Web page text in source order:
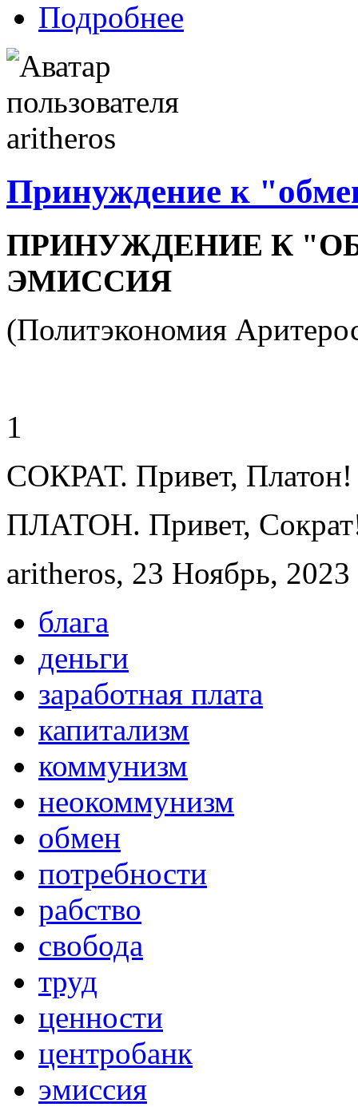
Подробнее
Принуждение к
ПРИНУЖДЕНИЕ К
ЭМИССИЯ
(Политэкономия
1
СОКРАТ. Привет, Платон!
ПЛАТОН. Привет,
aritheros, 23 Ноябрь,
блага
деньги
заработная плата
капитализм
коммунизм
неокоммунизм
обмен
потребности
рабство
свобода
труд
ценности
центробанк
эмиссия